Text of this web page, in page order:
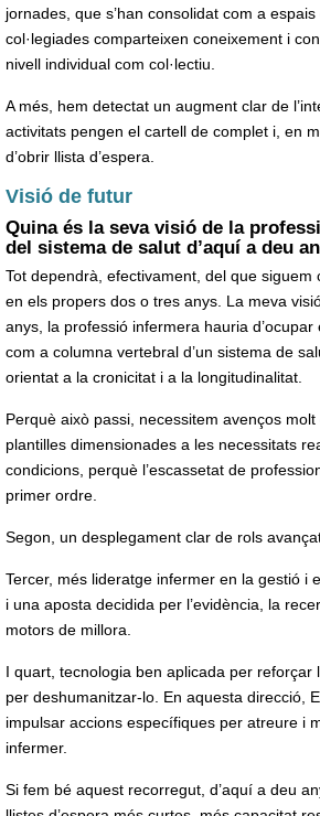
jornades, que s’han consolidat com a
col·legiades comparteixen coneixement i
nivell individual com col·lectiu.
A més, hem detectat un augment clar de
activitats pengen el cartell de complet i, en
d’obrir llista d’espera.
Visió de futur
Quina és la seva visió de la
del sistema de salut d’aquí a deu
Tot dependrà, efectivament, del que siguem
en els propers dos o tres anys. La meva
anys, la professió infermera hauria
com a columna vertebral d’un sistema de
orientat a la cronicitat i a la longitudinalitat.
Perquè això passi, necessitem avenços
plantilles dimensionades a les necessitats
condicions, perquè l’escassetat de
primer ordre.
Segon, un desplegament clar de rols
Tercer, més lideratge infermer en la gestió i
i una aposta decidida per l’evidència, la
motors de millora.
I quart, tecnologia ben aplicada per reforçar
per deshumanitzar-lo. En aquesta direcció,
impulsar accions específiques per atreure i
infermer.
Si fem bé aquest recorregut, d’aquí a deu